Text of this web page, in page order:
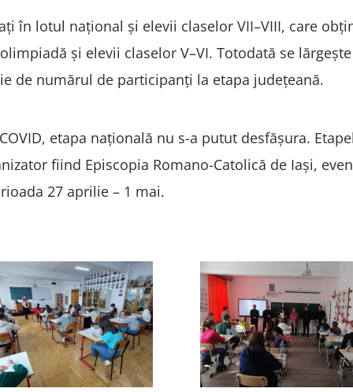
în lotul național și elevii claselor VII–VIII, care
și elevii claselor V–VI. Totodată se
de numărul de participanți la etapa județeană.
etapa națională nu s-a putut desfășura.
fiind Episcopia Romano-Catolică de Iași,
27 aprilie – 1 mai.